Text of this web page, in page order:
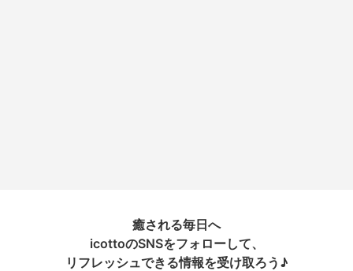
癒される毎日へ
icottoのSNSをフォローして、
リフレッシュできる情報を受け取ろう♪